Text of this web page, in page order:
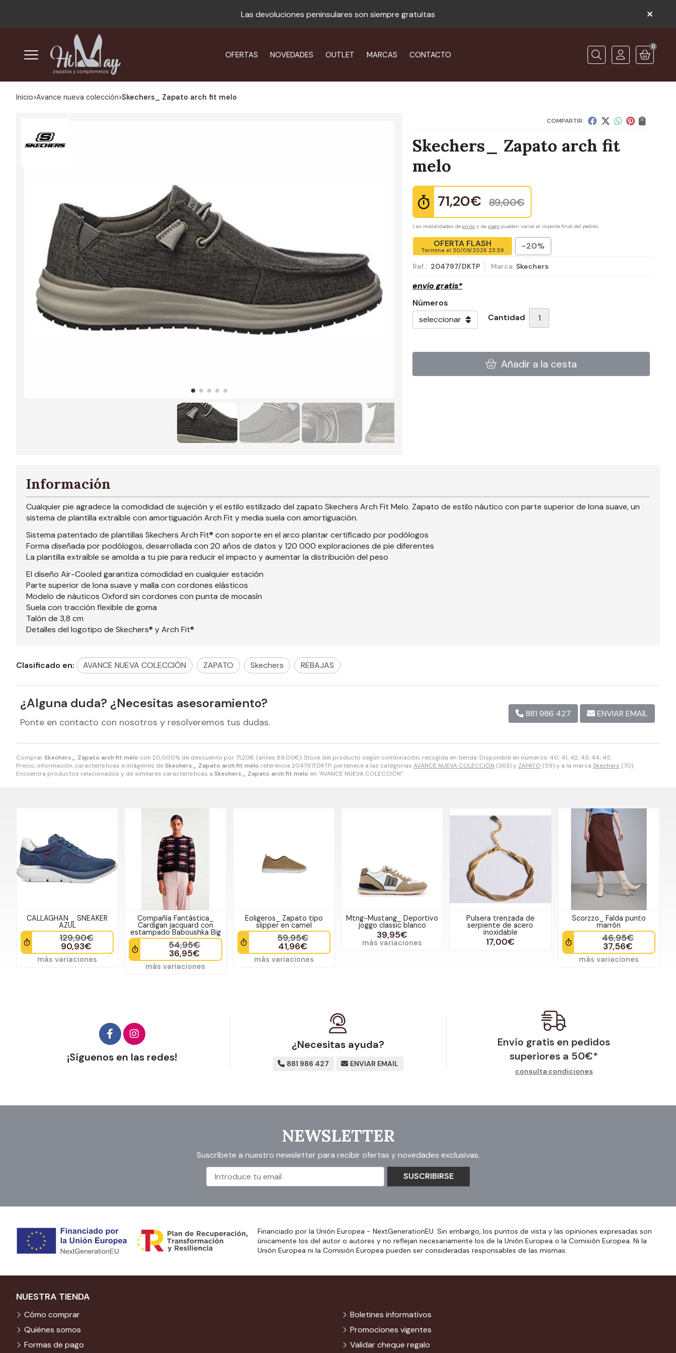
Las devoluciones peninsulares son siempre gratuitas
OFERTAS NOVEDADES OUTLET MARCAS CONTACTO Buscar
0
Inicio avance nueva colección Skechers_ Zapato arch fit melo
COMPARTIR:
Skechers_ Zapato arch fit
melo
71,20€ 89,00€
Las modalidades de envío y de pago pueden variar el importe final del pedido.
OFERTA FLASH
Termina el 30/09/2026 23:59 -20%
Ref.: 204797/DKTP Marca: Skechers
envío gratis*
Números
Cantidad
Añadir a la cesta
ComprarSkechers_ Zapato arch fit melo con 20,000% de descuento por71,20€ (antes 89,00€). Stock del producto según combinación, recogida en tienda. Disponible en números: 40; 41; 42; 43; 44; 45.
Precio, información, características e imágenes deSkechers_ Zapato arch fit melo referencia 204797/DKTP, pertenece a las categorías AVANCE NUEVA COLECCIÓN (363) y ZAPATO (59) y a la marca Skechers (70).
Encuentra productos relacionados y de similares características a Skechers_ Zapato arch fit melo en "AVANCE NUEVA COLECCIÓN".
Información
Cualquier pie agradece la comodidad de sujeción y el estilo estilizado del zapato Skechers Arch Fit Melo. Zapato de estilo náutico con parte superior de lona suave, un
sistema de plantilla extraíble con amortiguación Arch Fit y media suela con amortiguación.
Sistema patentado de plantillas Skechers Arch Fit® con soporte en el arco plantar certificado por podólogos
Forma diseñada por podólogos, desarrollada con 20 años de datos y 120 000 exploraciones de pie diferentes
La plantilla extraíble se amolda a tu pie para reducir el impacto y aumentar la distribución del peso
El diseño Air-Cooled garantiza comodidad en cualquier estación
Parte superior de lona suave y malla con cordones elásticos
Modelo de náuticos Oxford sin cordones con punta de mocasín
Suela con tracción flexible de goma
Talón de 3,8 cm
Detalles del logotipo de Skechers® y Arch Fit®
Clasificado en: AVANCE NUEVA COLECCIÓN ZAPATO Skechers REBAJAS
¿Alguna duda? ¿Necesitas asesoramiento?
Ponte en contacto con nosotros y resolveremos tus dudas.
881 986 427 ENVIAR EMAIL
CALLAGHAN _ SNEAKER
AZUL
129,90€
90,93€
más variaciones
Compañía Fantástica_
Cardigan jacquard con
estampado Baboushka Big
54,95€
36,95€
más variaciones
Eoligeros_ Zapato tipo
slipper en camel
59,95€
41,96€
más variaciones
Mtng-Mustang_ Deportivo
joggo classic blanco
39,95€
más variaciones
Pulsera trenzada de
serpiente de acero
inoxidable
17,00€
Scorzzo_ Falda punto
marrón
46,95€
37,56€
más variaciones
¡Síguenos en las redes!
¿Necesitas ayuda?
881 986 427 ENVIAR EMAIL
Envío gratis en pedidos
superiores a 50€*
consulta condiciones
NEWSLETTER
Suscríbete a nuestro newsletter para recibir ofertas y novedades exclusivas.
SUSCRIBIRSE
Financiado por la Unión Europea - NextGenerationEU. Sin embargo, los puntos de vista y las opiniones expresadas son
únicamente los del autor o autores y no reflejan necesariamente los de la Unión Europea o la Comisión Europea. Ni la
Unión Europea ni la Comisión Europea pueden ser consideradas responsables de las mismas.
NUESTRA TIENDA
Cómo comprar
Quiénes somos
Formas de pago
Boletines informativos
Promociones vigentes
Validar cheque regalo